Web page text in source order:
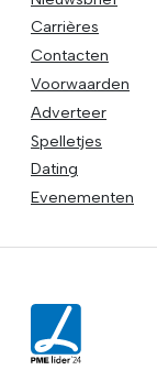
Carrières
Contacten
Voorwaarden
Adverteer
Spelletjes
Dating
Evenementen